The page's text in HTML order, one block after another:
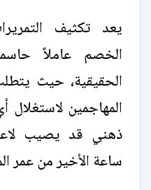
يعد تكثيف
الخصم عاملاً
الحقيقية، حيث
المهاجمين
ذهني قد يصيب
ساعة الأخير من عمر